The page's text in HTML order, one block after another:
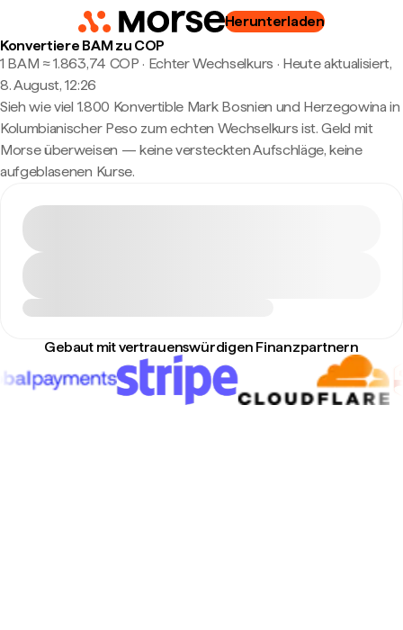
Herunterladen
Konvertiere BAM zu COP
1 BAM ≈ 1.863,74 COP · Echter Wechselkurs · Heute aktualisiert,
8. August, 12:26
Sieh wie viel 1.800 Konvertible Mark Bosnien und Herzegowina in
Kolumbianischer Peso zum echten Wechselkurs ist. Geld mit
Morse überweisen — keine versteckten Aufschläge, keine
aufgeblasenen Kurse.
Gebaut mit vertrauenswürdigen Finanzpartnern